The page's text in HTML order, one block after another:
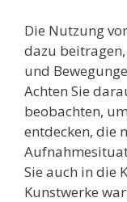
Die Nutzung
dazu
und
Achten Sie
beobachten,
entdecken, die
Sie auch in die
Kunstwerke